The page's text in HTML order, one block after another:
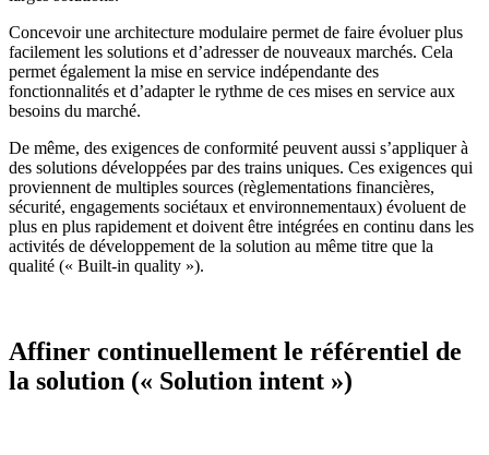
Concevoir une architecture modulaire permet de faire évoluer plus
facilement les solutions et d’adresser de nouveaux marchés. Cela
permet également la mise en service indépendante des
fonctionnalités et d’adapter le rythme de ces mises en service aux
besoins du marché.
De même, des exigences de conformité peuvent aussi s’appliquer à
des solutions développées par des trains uniques. Ces exigences qui
proviennent de multiples sources (règlementations financières,
sécurité, engagements sociétaux et environnementaux) évoluent de
plus en plus rapidement et doivent être intégrées en continu dans les
activités de développement de la solution au même titre que la
qualité (« Built-in quality »).
Affiner continuellement le référentiel de
la solution (« Solution intent »)